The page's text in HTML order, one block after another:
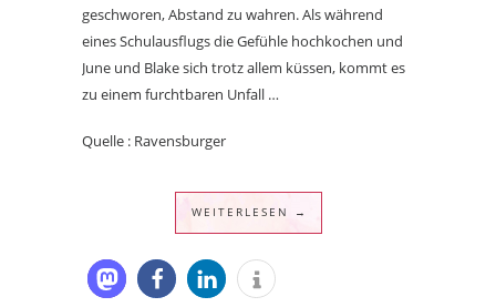
geschworen, Abstand zu wahren. Als während
eines Schulausflugs die Gefühle hochkochen und
June und Blake sich trotz allem küssen, kommt es
zu einem furchtbaren Unfall …
Quelle : Ravensburger
WEITERLESEN →